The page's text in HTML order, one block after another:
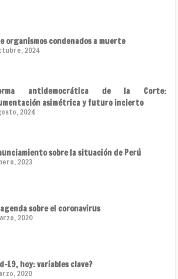
organismos condenados a muerte
2024
antidemocrática de la Corte:
asimétrica y futuro incierto
2024
sobre la situación de Perú
2023
sobre el coronavirus
2020
19, hoy: variables clave?
2020